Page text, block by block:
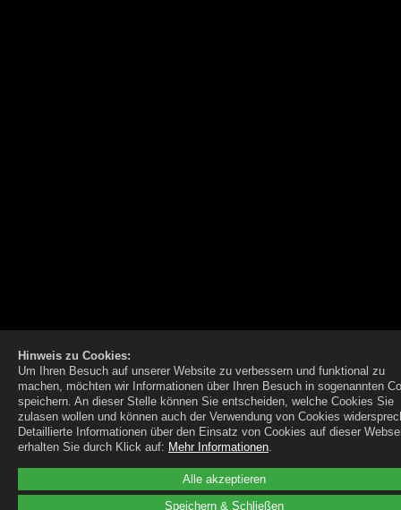
Alle akzeptieren
Speichern & Schließen
Hinweis zu Cookies:
Um Ihren Besuch auf unserer Website zu verbessern und funktional zu
machen, möchten wir Informationen über Ihren Besuch in sogenannten
speichern. An dieser Stelle können Sie entscheiden, welche Cookies Sie
zulasen wollen und können auch der Verwendung von Cookies
Detaillierte Informationen über den Einsatz von Cookies auf dieser
erhalten Sie durch Klick auf: Mehr Informationen